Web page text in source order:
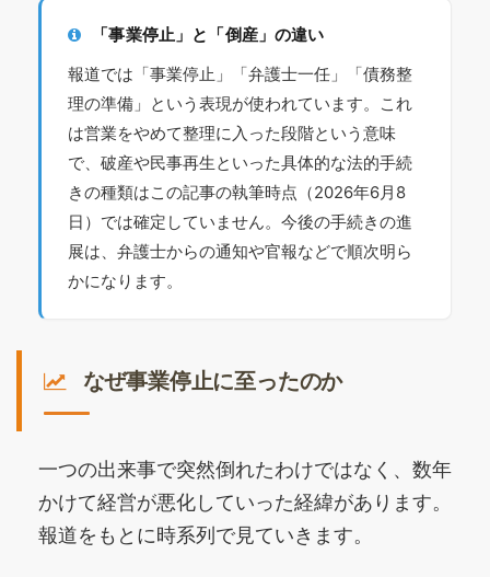
「事業停止」と「倒産」の違い
報道では「事業停止」「弁護士一任」「債務整
理の準備」という表現が使われています。これ
は営業をやめて整理に入った段階という意味
で、破産や民事再生といった具体的な法的手続
きの種類はこの記事の執筆時点（2026年6月8
日）では確定していません。今後の手続きの進
展は、弁護士からの通知や官報などで順次明ら
かになります。
なぜ事業停止に至ったのか
一つの出来事で突然倒れたわけではなく、数年
かけて経営が悪化していった経緯があります。
報道をもとに時系列で見ていきます。